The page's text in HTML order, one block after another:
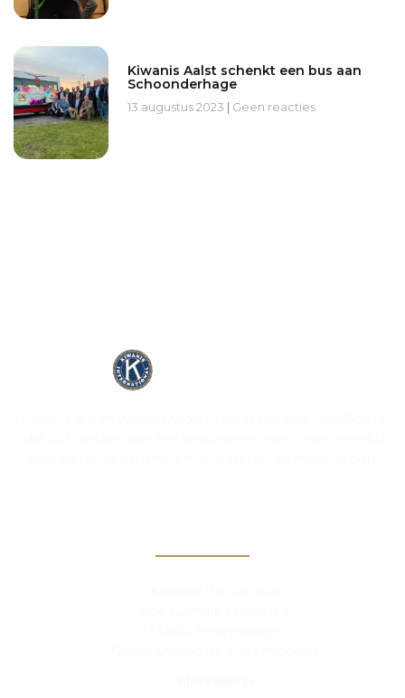
Kiwanis Aalst schenkt een bus aan
Schoonderhage
13 augustus 2023 Geen reacties